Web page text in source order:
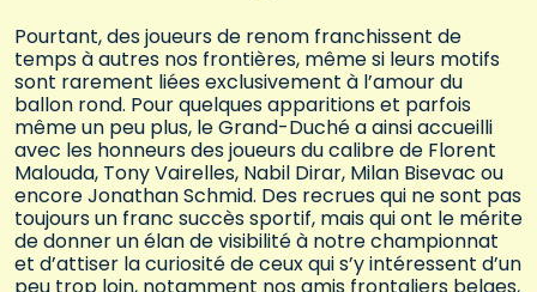
Pourtant, des joueurs de renom franchissent de
temps à autres nos frontières, même si leurs motifs
sont rarement liées exclusivement à l’amour du
ballon rond. Pour quelques apparitions et parfois
même un peu plus, le Grand-Duché a ainsi accueilli
avec les honneurs des joueurs du calibre de Florent
Malouda, Tony Vairelles, Nabil Dirar, Milan Bisevac ou
encore Jonathan Schmid. Des recrues qui ne sont pas
toujours un franc succès sportif, mais qui ont le mérite
de donner un élan de visibilité à notre championnat
et d’attiser la curiosité de ceux qui s’y intéressent d’un